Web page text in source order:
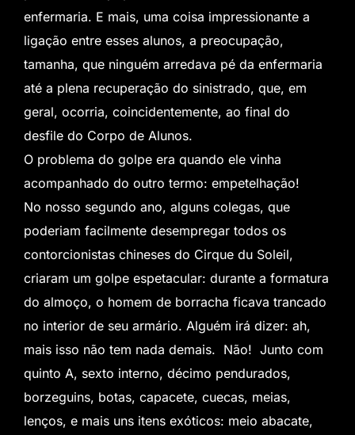
enfermaria. E mais, uma coisa impressionante a
ligação entre esses alunos, a preocupação,
tamanha, que ninguém arredava pé da enfermaria
até a plena recuperação do sinistrado, que, em
geral, ocorria, coincidentemente, ao final do
desfile do Corpo de Alunos.
O problema do golpe era quando ele vinha
acompanhado do outro termo: empetelhação!
No nosso segundo ano, alguns colegas, que
poderiam facilmente desempregar todos os
contorcionistas chineses do Cirque du Soleil,
criaram um golpe espetacular: durante a formatura
do almoço, o homem de borracha ficava trancado
no interior de seu armário. Alguém irá dizer: ah,
mais isso não tem nada demais. Não! Junto com
quinto A, sexto interno, décimo pendurados,
borzeguins, botas, capacete, cuecas, meias,
lenços, e mais uns itens exóticos: meio abacate,